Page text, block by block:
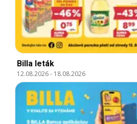
Billa leták
12.08.2026- 18.08.2026